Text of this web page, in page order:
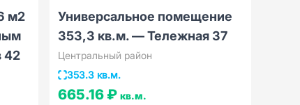
м2
42
Универсальное помещение
353,3 кв.м. — Тележная 37
Центральный район
353.3 кв.м.
665.16 ₽ кв.м.